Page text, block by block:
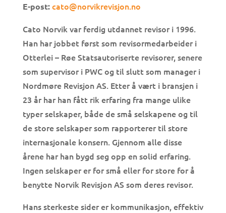
E-post: cato@norvikrevisjon.no
Cato Norvik var ferdig utdannet revisor i 1996.
Han har jobbet først som revisormedarbeider i
Otterlei – Røe Statsautoriserte revisorer, senere
som supervisor i PWC og til slutt som manager i
Nordmøre Revisjon AS. Etter å vært i bransjen i
23 år har han fått rik erfaring fra mange ulike
typer selskaper, både de små selskapene og til
de store selskaper som rapporterer til store
internasjonale konsern. Gjennom alle disse
årene har han bygd seg opp en solid erfaring.
Ingen selskaper er for små eller for store for å
benytte Norvik Revisjon AS som deres revisor.
Hans sterkeste sider er kommunikasjon, effektiv